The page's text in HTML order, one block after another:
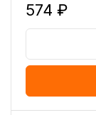
574 ₽